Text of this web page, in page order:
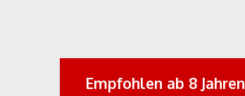
Empfohlen ab 8 Jahren